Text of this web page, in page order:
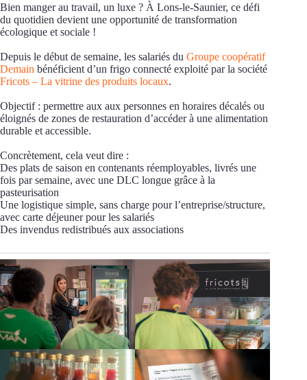
Bien manger au travail, un luxe ? À Lons-le-Saunier, ce défi
du quotidien devient une opportunité de transformation
écologique et sociale !
Depuis le début de semaine, les salariés du Groupe coopératif
Demain bénéficient d’un frigo connecté exploité par la société
Fricots – La vitrine des produits locaux.
Objectif : permettre aux aux personnes en horaires décalés ou
éloignés de zones de restauration d’accéder à une alimentation
durable et accessible.
Concrètement, cela veut dire :
Des plats de saison en contenants réemployables, livrés une
fois par semaine, avec une DLC longue grâce à la
pasteurisation
Une logistique simple, sans charge pour l’entreprise/structure,
avec carte déjeuner pour les salariés
Des invendus redistribués aux associations